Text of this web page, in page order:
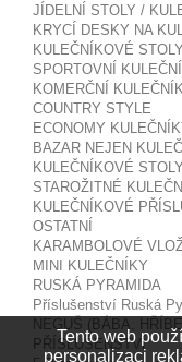
JÍDELNÍ STOLY /
KRYCÍ DESKY NA
KULEČNÍKOVÉ
SPORTOVNÍ
KOMERČNÍ
COUNTRY STYLE
ECONOMY
BAZAR NEJEN
KULEČNÍKOVÉ STOLY
STAROŽITNÉ
KULEČNÍKOVÉ
OSTATNÍ
KARAMBOLOVÉ
MINI KULEČNÍKY
RUSKÁ PYRAMIDA
Příslušenství Ruská
NEGUŠ (BÁBA,
PŘÍSLUŠENSTVÍ
Tento web
personalizaci